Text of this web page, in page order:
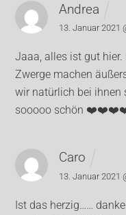
Andrea
13. Januar 2021
Jaaa, alles ist gut
Zwerge machen
wir natürlich bei ihnen
sooooo schön
Caro
13. Januar 2021
Ist das herzig……